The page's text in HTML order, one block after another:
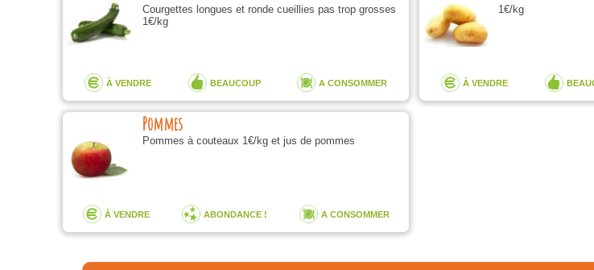
Courgettes longues et ronde cueillies pas trop grosses
1€/kg
À VENDRE BEAUCOUP A CONSOMMER
1€/kg
À VENDRE
Pommes
Pommes à couteaux 1€/kg et jus de pommes
À VENDRE ABONDANCE ! A CONSOMMER